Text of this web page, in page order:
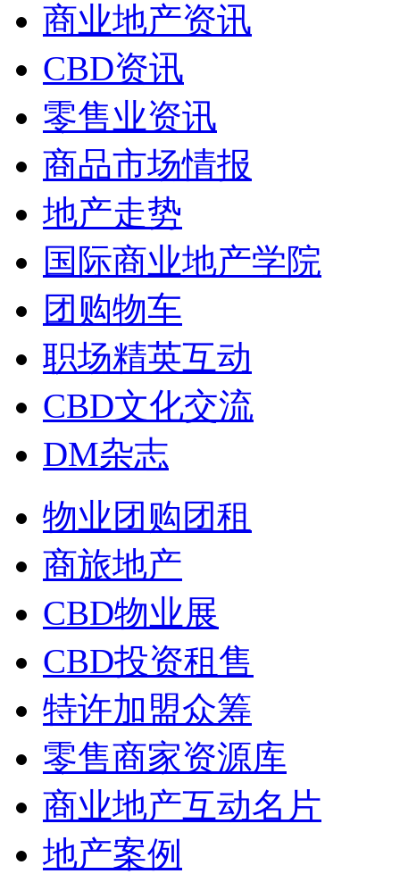
商业地产资讯
CBD资讯
零售业资讯
商品市场情报
地产走势
国际商业地产学院
团购物车
职场精英互动
CBD文化交流
DM杂志
物业团购团租
商旅地产
CBD物业展
CBD投资租售
特许加盟众筹
零售商家资源库
商业地产互动名片
地产案例